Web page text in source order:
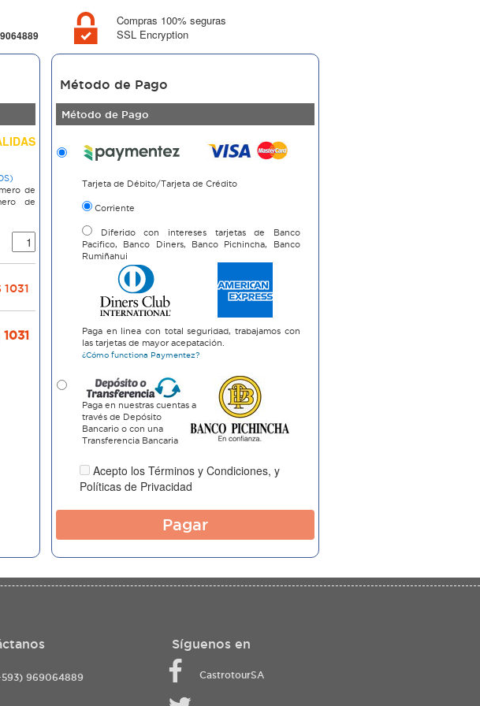
Compras 100% seguras
SSL Encryption
de
de
1031
Método de Pago
Método de Pago
Tarjeta de Débito/Tarjeta de Crédito
Corriente
Diferido con intereses tarjetas de Banco
Pacifico, Banco Diners, Banco Pichincha, Banco
Rumiñahui
Paga en linea con total seguridad, trabajamos con
las tarjetas de mayor acepatación.
¿Cómo functiona Paymentez?
Paga en nuestras cuentas a
través de Depósito
Bancario o con una
Transferencia Bancaria
Acepto los Términos y Condiciones, y
Políticas de Privacidad
Pagar
969064889
Síguenos en
CastrotourSA